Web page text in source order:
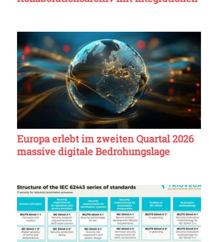
Europa erlebt im zweiten Quartal 2026
massive digitale Bedrohungslage